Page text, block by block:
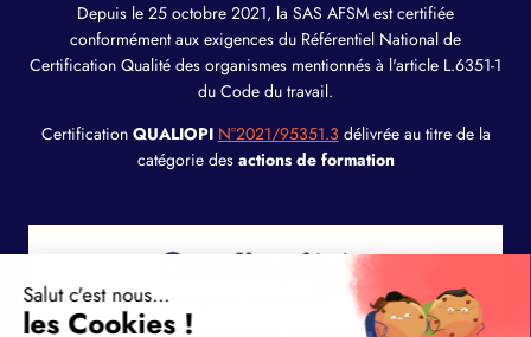
Depuis le 25 octobre 2021, la SAS AFSM est certifiée
conformément aux exigences du Référentiel National de
Certification Qualité des organismes mentionnés à l'article L.6351-1
du Code du travail.
Certification QUALIOPI N°2021/95351.3 délivrée au titre de la
catégorie des actions de formation